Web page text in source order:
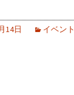
14日 イベント